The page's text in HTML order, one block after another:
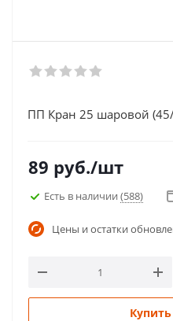
ПП Кран 25 шаровой
89 руб./шт
Есть в наличии (588)
Цены и остатки